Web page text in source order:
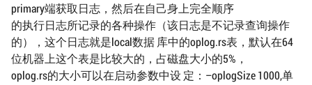
primary端获取日志，然后在自己身上完全顺序
的执行日志所记录的各种操作（该日志是不记录查询操作
的），这个日志就是local数据 库中的oplog.rs表，默认在64
位机器上这个表是比较大的，占磁盘大小的5%，
oplog.rs的大小可以在启动参数中设 定：–oplogSize 1000,单